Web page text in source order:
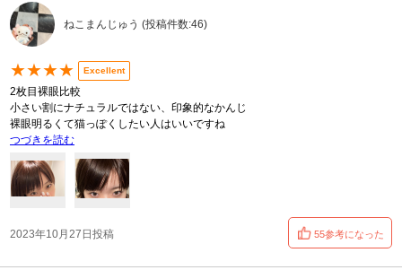
ねこまんじゅう (投稿件数:46)
★★★★ Excellent
2枚目裸眼比較
小さい割にナチュラルではない、印象的なかんじ
裸眼明るくて猫っぽくしたい人はいいですね
つづきを読む
2023年10月27日投稿 55参考になった